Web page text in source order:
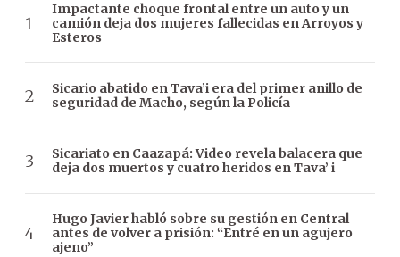
Impactante choque frontal entre un auto y un
camión deja dos mujeres fallecidas en Arroyos y
Esteros
Sicario abatido en Tava’i era del primer anillo de
seguridad de Macho, según la Policía
Sicariato en Caazapá: Video revela balacera que
deja dos muertos y cuatro heridos en Tava’ i
Hugo Javier habló sobre su gestión en Central
antes de volver a prisión: “Entré en un agujero
ajeno”